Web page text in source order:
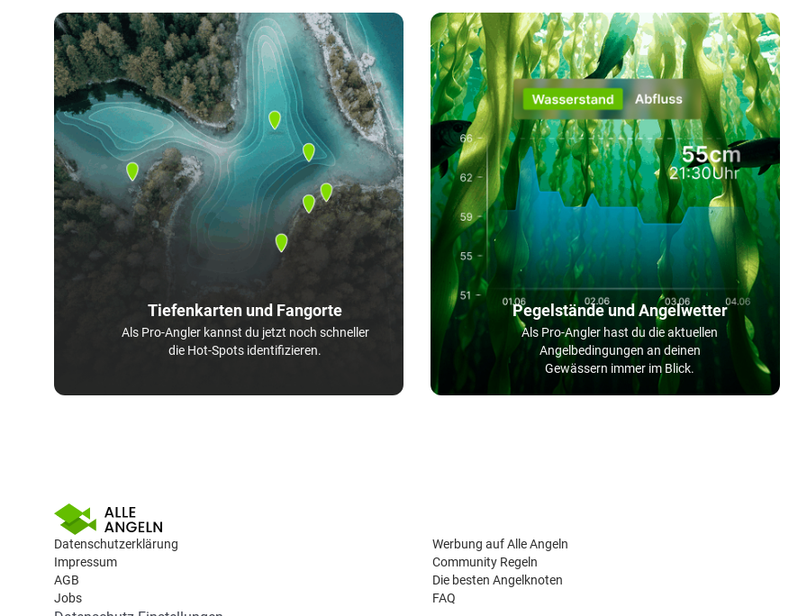
Tiefenkarten und Fangorte
Als Pro-Angler kannst du jetzt noch schneller
die Hot-Spots identifizieren.
Pegelstände und Angelwetter
Als Pro-Angler hast du die aktuellen
Angelbedingungen an deinen
Gewässern immer im Blick.
Datenschutzerklärung
Impressum
AGB
Jobs
Werbung auf Alle Angeln
Community Regeln
Die besten Angelknoten
FAQ